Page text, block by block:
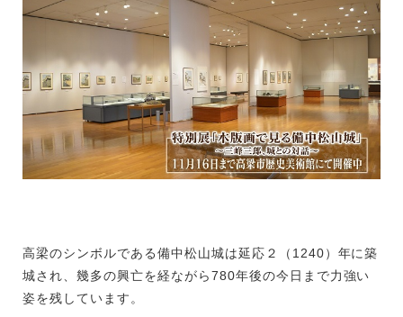
高梁のシンボルである備中松山城は延応２（1240）年に築
城され、幾多の興亡を経ながら780年後の今日まで力強い
姿を残しています。